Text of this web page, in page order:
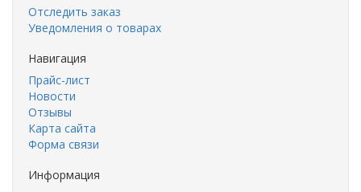
Отследить заказ
Уведомления о товарах
Навигация
Прайс-лист
Новости
Отзывы
Карта сайта
Форма связи
Информация